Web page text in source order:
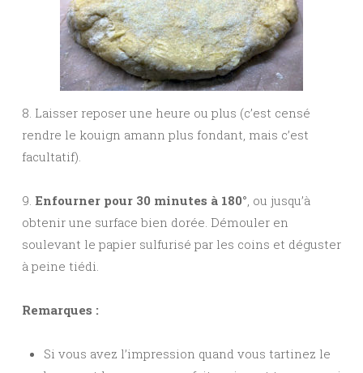
8. Laisser reposer une heure ou plus (c’est censé
rendre le kouign amann plus fondant, mais c’est
facultatif).
9. Enfourner pour 30 minutes à 180° , ou jusqu’à
obtenir une surface bien dorée. Démouler en
soulevant le papier sulfurisé par les coins et déguster
à peine tiédi.
Remarques :
Si vous avez l’impression quand vous tartinez le